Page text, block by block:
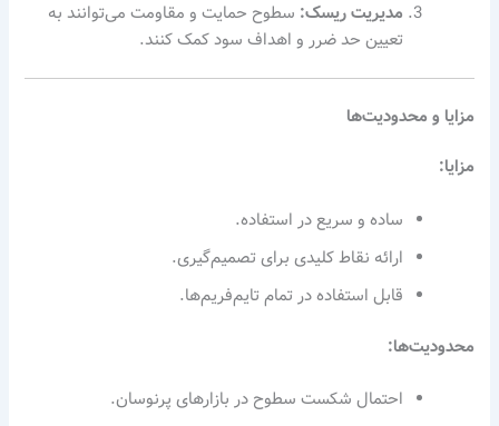
مدیریت ریسک: سطوح حمایت و مقاومت می‌توانند به
تعیین حد ضرر و اهداف سود کمک کنند.
مزایا و محدودیت‌ها
مزایا:
ساده و سریع در استفاده.
ارائه نقاط کلیدی برای تصمیم‌گیری.
قابل استفاده در تمام تایم‌فریم‌ها.
محدودیت‌ها:
احتمال شکست سطوح در بازارهای پرنوسان.